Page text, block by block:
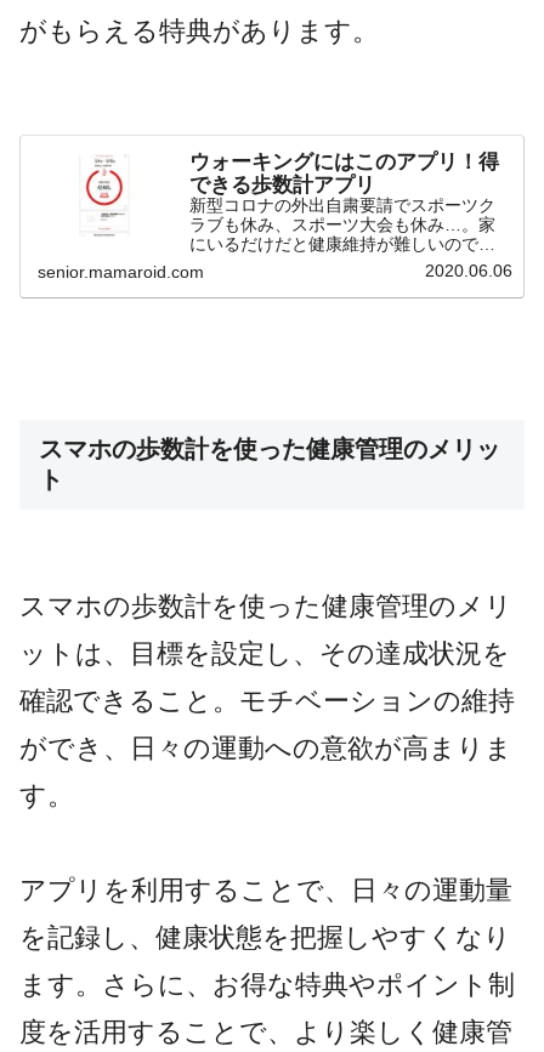
がもらえる特典があります。
ウォーキングにはこのアプリ！得
できる歩数計アプリ
新型コロナの外出自粛要請でスポーツク
ラブも休み、スポーツ大会も休み…。家
にいるだけだと健康維持が難しいので、
ウォーキングをされている方も多いので
はないでしょうか。そのウォーキング
に、入れておくだけでちょっぴり得しち
senior.mamaroid.com 2020.06.06
スマホの歩数計を使った健康管理のメリッ
ト
スマホの歩数計を使った健康管理のメリ
ットは、目標を設定し、その達成状況を
確認できること。モチベーションの維持
ができ、日々の運動への意欲が高まりま
す。
アプリを利用することで、日々の運動量
を記録し、健康状態を把握しやすくなり
ます。さらに、お得な特典やポイント制
度を活用することで、より楽しく健康管